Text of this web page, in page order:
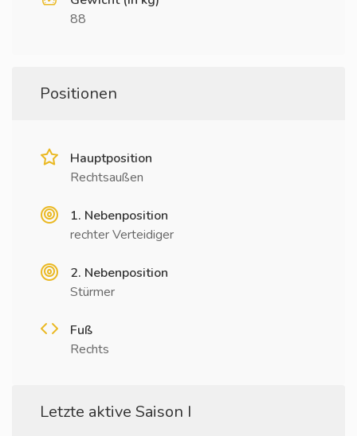
88
Positionen
Hauptposition
Rechtsaußen
1. Nebenposition
rechter Verteidiger
2. Nebenposition
Stürmer
Fuß
Rechts
Letzte aktive Saison I